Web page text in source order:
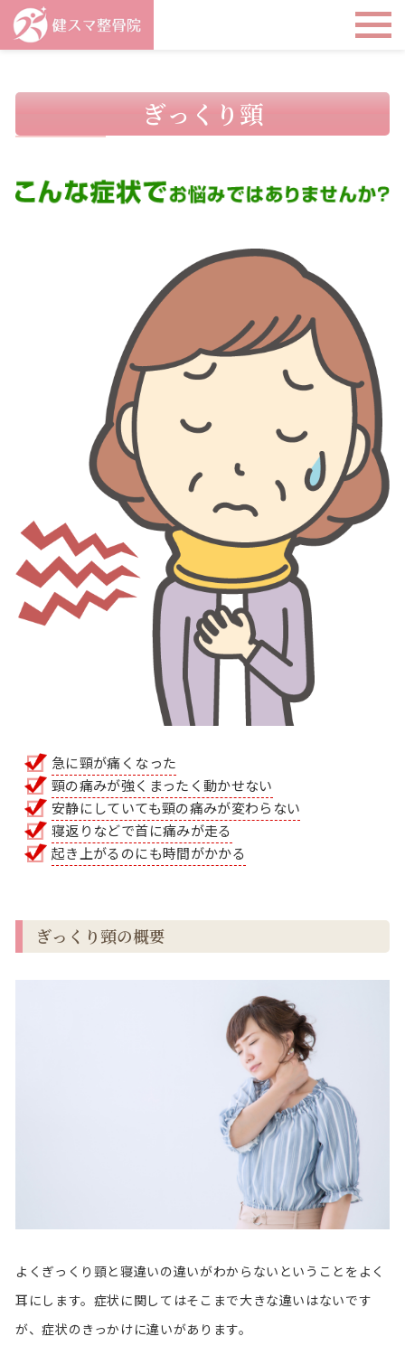
ぎっくり頸
急に頸が痛くなった
頸の痛みが強くまったく動かせない
安静にしていても頸の痛みが変わらない
寝返りなどで首に痛みが走る
起き上がるのにも時間がかかる
ぎっくり頸の概要
よくぎっくり頸と寝違いの違いがわからないということをよく
耳にします。症状に関してはそこまで大きな違いはないです
が、症状のきっかけに違いがあります。